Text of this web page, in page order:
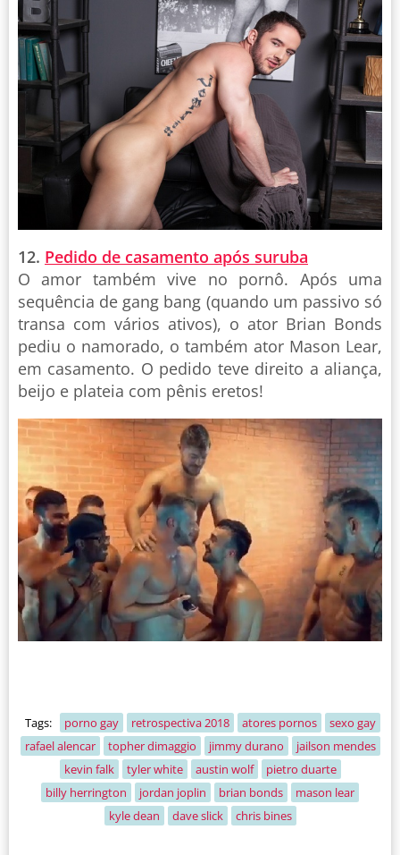
12. Pedido de casamento após suruba
O amor também vive no pornô. Após uma
sequência de gang bang (quando um passivo só
transa com vários ativos), o ator Brian Bonds
pediu o namorado, o também ator Mason Lear,
em casamento. O pedido teve direito a aliança,
beijo e plateia com pênis eretos!
Tags: porno gay retrospectiva 2018 atores pornos
sexo gay
rafael alencar
topher dimaggio jimmy durano
jailson mendes
kevin falk
tyler white austin wolf
pietro duarte
billy herrington
jordan joplin brian bonds
mason lear
kyle dean
dave slick chris bines